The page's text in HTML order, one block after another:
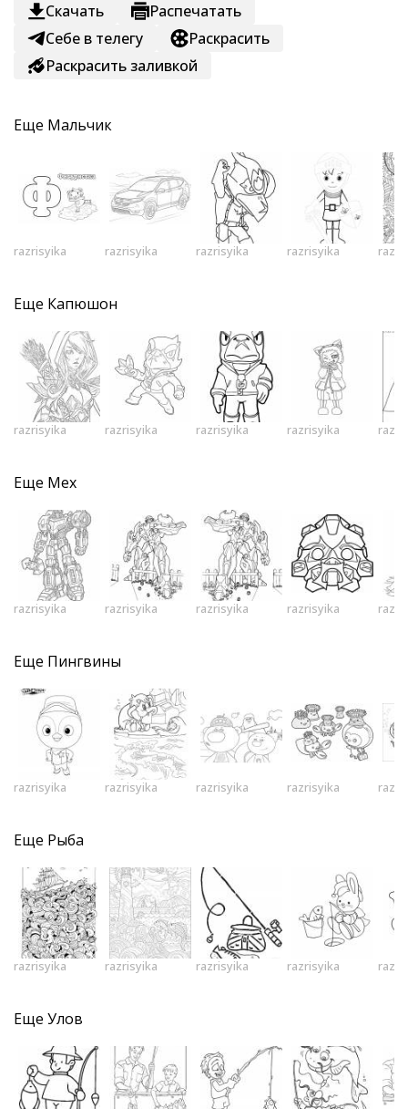
Скачать
Распечатать
Себе в телегу
Раскрасить
Раскрасить заливкой
Еще Мальчик
razrisyika razrisyika razrisyika razrisyika
Еще Капюшон
razrisyika razrisyika razrisyika razrisyika
Еще Мех
razrisyika razrisyika razrisyika razrisyika
Еще Пингвины
razrisyika razrisyika razrisyika razrisyika
Еще Рыба
razrisyika razrisyika razrisyika razrisyika
Еще Улов